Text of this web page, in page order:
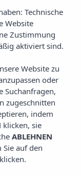
Technische
Website
Zustimmung
aktiviert sind.
Website zu
oder
Suchanfragen,
zugeschnitten
indem
klicken, sie
ABLEHNEN
auf den
klicken.